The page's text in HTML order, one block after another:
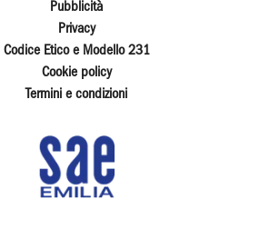
Pubblicità
Privacy
Codice Etico e Modello 231
Cookie policy
Termini e condizioni